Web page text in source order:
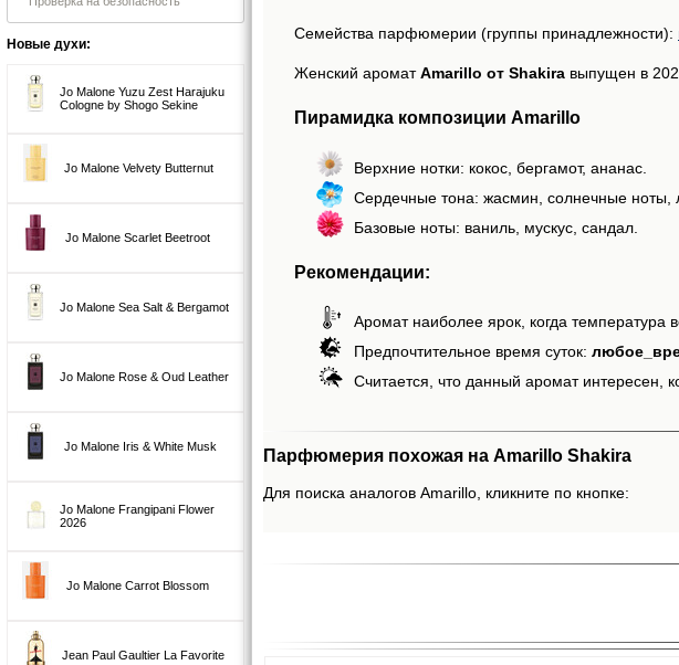
Новые духи:
Jo Malone Yuzu Zest Harajuku
Cologne by Shogo Sekine
Jo Malone Velvety Butternut
Jo Malone Scarlet Beetroot
Jo Malone Sea Salt & Bergamot
Jo Malone Rose & Oud Leather
Jo Malone Iris & White Musk
Jo Malone Frangipani Flower
2026
Jo Malone Carrot Blossom
Jean Paul Gaultier La Favorite
Семейства парфюмерии (группы принадлежности):
Женский ароматAmarillo от Shakira выпущен в
Пирамидка композиции Amarillo
Верхние нотки: кокос, бергамот, ананас.
Сердечные тона: жасмин, солнечные ноты,
Базовые ноты: ваниль, мускус, сандал.
Рекомендации:
Аромат наиболее ярок, когда температура
Предпочтительное время суток:
Считается, что данный аромат интересен,
Парфюмерия похожая на Amarillo Shakira
Для поиска аналогов Amarillo, кликните по кнопке: